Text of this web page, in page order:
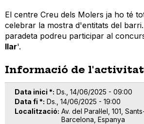
El centre Creu dels Molers ja ho té
celebrar la mostra d'entitats del
paradeta podreu participar al
llar'.
Informació de l'activitat
Data inici * Ds., 14/06/2025 - 09:00
Data fi * Ds., 14/06/2025 - 19:00
Localització Av. del Paral·lel, 101,
Barcelona, Espanya